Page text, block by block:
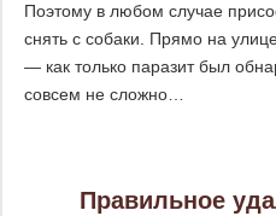
Поэтому в любом случае
снять с собаки. Прямо на
— как только паразит был
совсем не сложно…
Правильное